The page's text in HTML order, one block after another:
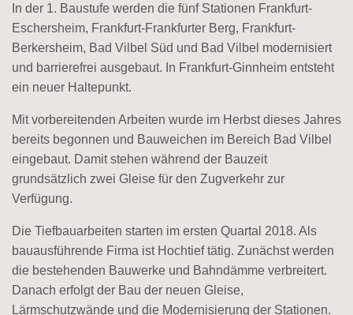
In der 1. Baustufe werden die fünf Stationen Frankfurt-
Eschersheim, Frankfurt-Frankfurter Berg, Frankfurt-
Berkersheim, Bad Vilbel Süd und Bad Vilbel modernisiert
und barrierefrei ausgebaut. In Frankfurt-Ginnheim entsteht
ein neuer Haltepunkt.
Mit vorbereitenden Arbeiten wurde im Herbst dieses Jahres
bereits begonnen und Bauweichen im Bereich Bad Vilbel
eingebaut. Damit stehen während der Bauzeit
grundsätzlich zwei Gleise für den Zugverkehr zur
Verfügung.
Die Tiefbauarbeiten starten im ersten Quartal 2018. Als
bauausführende Firma ist Hochtief tätig. Zunächst werden
die bestehenden Bauwerke und Bahndämme verbreitert.
Danach erfolgt der Bau der neuen Gleise,
Lärmschutzwände und die Modernisierung der Stationen.